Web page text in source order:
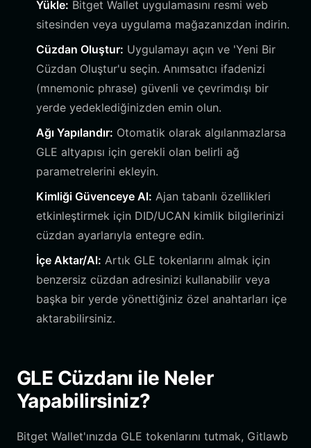
Yükle: Bitget Wallet uygulamasını resmi web
sitesinden veya uygulama mağazanızdan indirin.
Cüzdan Oluştur: Uygulamayı açın ve 'Yeni Bir
Cüzdan Oluştur'u seçin. Anımsatıcı ifadenizi
(mnemonic phrase) güvenli ve çevrimdışı bir
yerde yedeklediğinizden emin olun.
Ağı Yapılandır: Otomatik olarak algılanmazlarsa
GLE altyapısı için gerekli olan belirli ağ
parametrelerini ekleyin.
Kimliği Güvenceye Al: Ajan tabanlı özellikleri
etkinleştirmek için DID/UCAN kimlik bilgilerinizi
cüzdan ayarlarıyla entegre edin.
İçe Aktar/Al: Artık GLE tokenlarını almak için
benzersiz cüzdan adresinizi kullanabilir veya
başka bir yerde yönettiğiniz özel anahtarları içe
aktarabilirsiniz.
GLE Cüzdanı ile Neler
Yapabilirsiniz?
Bitget Wallet'ınızda GLE tokenlarını tutmak, Gitlawb